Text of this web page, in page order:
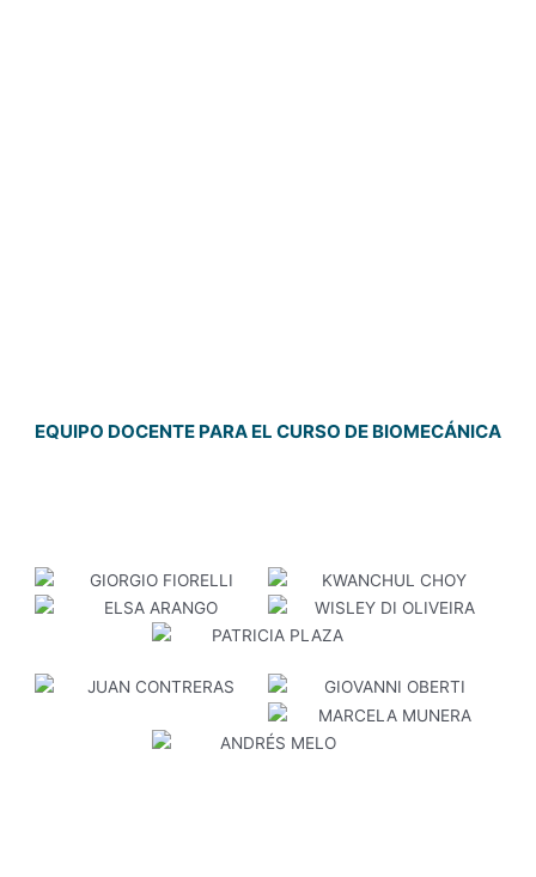
EQUIPO DOCENTE PARA EL CURSO DE BIOMECÁNICA